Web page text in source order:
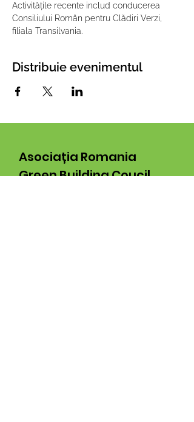
Activitățile recente includ conducerea
Consiliului Român pentru Clădiri Verzi,
filiala Transilvania.
Distribuie evenimentul
Asociația Romania
Green Building Coucil